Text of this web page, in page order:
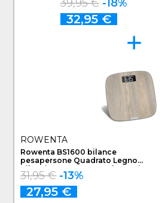
39,95 € -18%
32,95 €
ROWENTA
Rowenta BS1600 bilance
pesapersone Quadrato Legno
Bilancia pesapersone elettronica
31,95 € -13%
27,95 €